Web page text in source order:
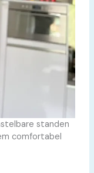
standen
comfortabel